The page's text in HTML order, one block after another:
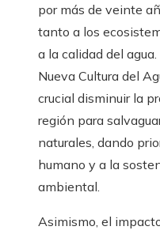
por más de veinte
tanto a los
a la calidad del
Nueva Cultura del
crucial disminuir la
región para
naturales, dando
humano y a la
ambiental.
Asimismo, el